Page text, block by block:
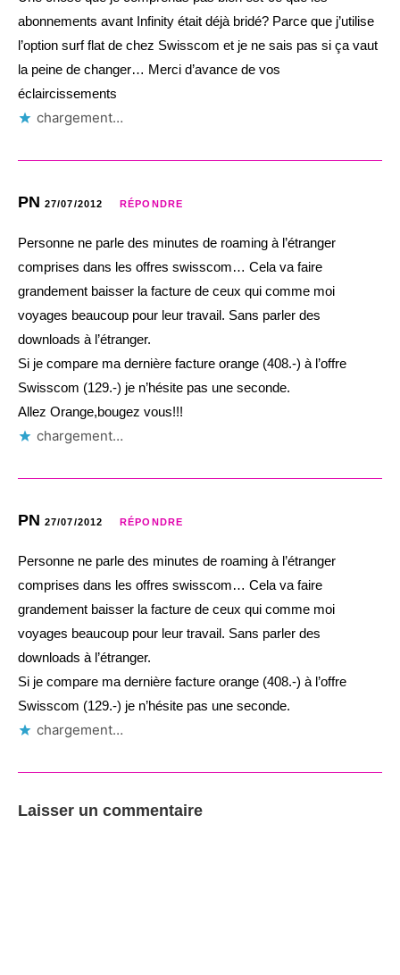
abonnements avant Infinity était déjà bridé? Parce que j’utilise
l’option surf flat de chez Swisscom et je ne sais pas si ça vaut
la peine de changer… Merci d’avance de vos
éclaircissements
chargement…
PN 27/07/2012 RÉPONDRE
Personne ne parle des minutes de roaming à l’étranger
comprises dans les offres swisscom… Cela va faire
grandement baisser la facture de ceux qui comme moi
voyages beaucoup pour leur travail. Sans parler des
downloads à l’étranger.
Si je compare ma dernière facture orange (408.-) à l’offre
Swisscom (129.-) je n’hésite pas une seconde.
Allez Orange,bougez vous!!!
chargement…
PN 27/07/2012 RÉPONDRE
Personne ne parle des minutes de roaming à l’étranger
comprises dans les offres swisscom… Cela va faire
grandement baisser la facture de ceux qui comme moi
voyages beaucoup pour leur travail. Sans parler des
downloads à l’étranger.
Si je compare ma dernière facture orange (408.-) à l’offre
Swisscom (129.-) je n’hésite pas une seconde.
chargement…
Laisser un commentaire